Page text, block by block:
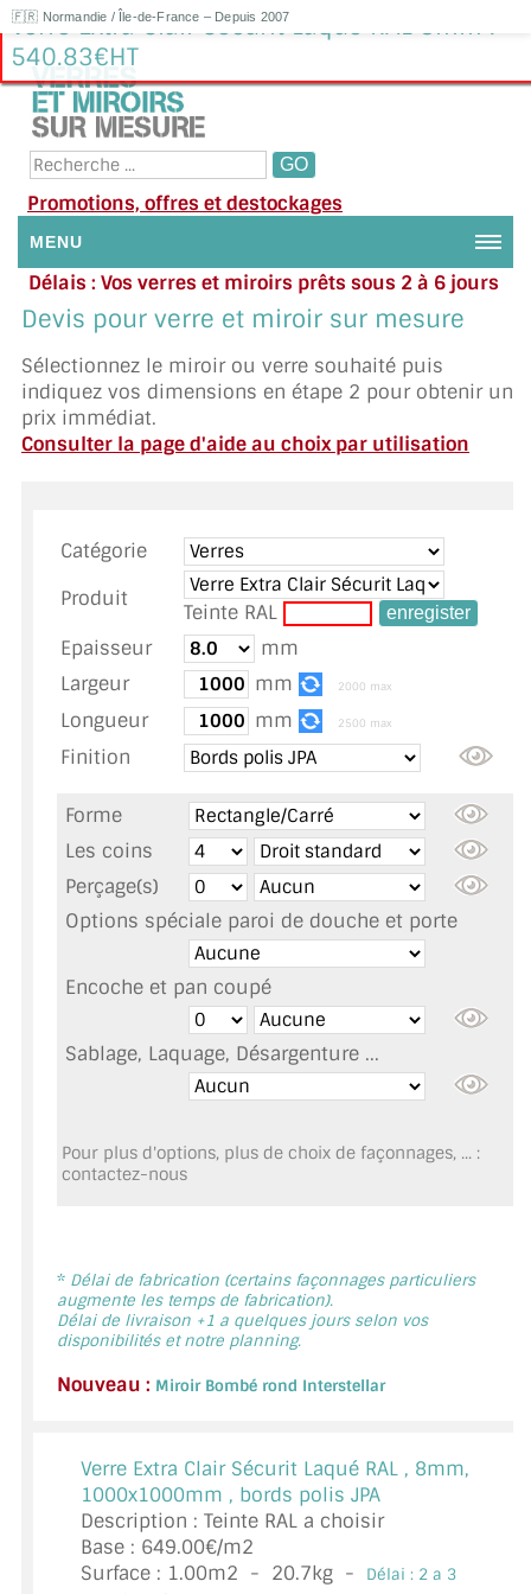
🇫🇷 Normandie / Île-de-France – Depuis 2007
Verre Extra Clair Sécurit Laqué RAL 8mm :
540.83€HT
Promotions, offres et destockages
MENU
NOUS CONTACTER
DEMANDE DE DEVIS
SUIVI DE DEVIS
TOUS LES TARIFS AU M2
GUIDE : CHOIX PAR UTILISATION
INSPIRATIONS ET NOUVEAUTÉS
AMBIANCE LAITON BROSSÉ
MIROIRS VIEILLIS AMBIANCE BRASSERIE
MIROIR SUR MESURE
MIROIR DÉCORATIF DE COULEUR
LOTS DE MIROIRS EN MOZAÏQUE
MIROIR POUR PORTE
MIROIR DE SALLE DE BAIN
MIROIR POUR SALLE DE SPORT
MIROIR ENCADRÉ
MIROIR TV
VERRE SUR MESURE
VERRE TREMPÉ (SÉCURIT)
PAROI DE DOUCHE
Délais : Vos verres et miroirs prêts sous 2 à 6 jours
en moyenne
Besoin d'aide ?
Appelez ou envoyez un SMS au 06 79 92 33 38
Devis pour verre et miroir sur mesure
Sélectionnez le miroir ou verre souhaité puis
indiquez vos dimensions en étape 2 pour obtenir un
prix immédiat.
Consulter la page d'aide au choix par utilisation
Catégorie
Produit
Teinte RAL
Epaisseur
mm
Largeur
mm 2000 max
Longueur mm 2500 max
Finition
Forme
Les coins
Perçage(s)
Options spéciale paroi de douche et porte
Encoche et pan coupé
Sablage, Laquage, Désargenture ...
Pour plus d'options, plus de choix de façonnages, ... :
contactez-nous
* Délai de fabrication (certains façonnages particuliers
augmente les temps de fabrication).
Délai de livraison +1 a quelques jours selon vos
disponibilités et notre planning.
Nouveau : Miroir Bombé rond Interstellar
Verre Extra Clair Sécurit Laqué RAL , 8mm,
1000x1000mm , bords polis JPA
Description : Teinte RAL a choisir
Base : 649.00€/m2
Surface : 1.00m2 - 20.7kg -
Délai : 2 a 3